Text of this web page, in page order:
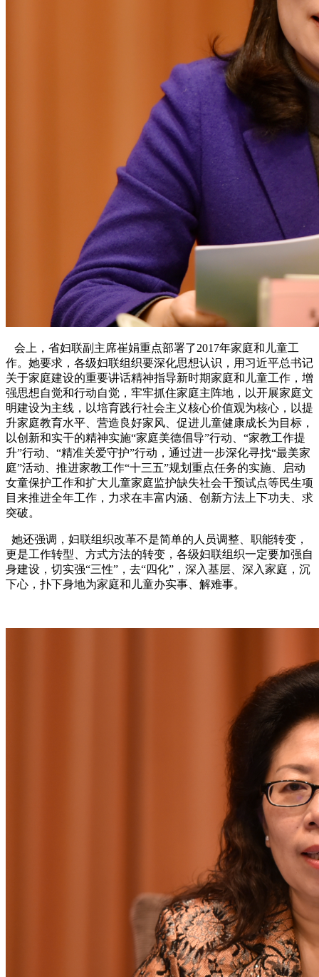
会上，省妇联副主席崔娟重点部署了2017年家庭和儿童工
作。她要求，各级妇联组织要深化思想认识，用习近平总书记
关于家庭建设的重要讲话精神指导新时期家庭和儿童工作，增
强思想自觉和行动自觉，牢牢抓住家庭主阵地，以开展家庭文
明建设为主线，以培育践行社会主义核心价值观为核心，以提
升家庭教育水平、营造良好家风、促进儿童健康成长为目标，
以创新和实干的精神实施“家庭美德倡导”行动、“家教工作提
升”行动、“精准关爱守护”行动，通过进一步深化寻找“最美家
庭”活动、推进家教工作“十三五”规划重点任务的实施、启动
女童保护工作和扩大儿童家庭监护缺失社会干预试点等民生项
目来推进全年工作，力求在丰富内涵、创新方法上下功夫、求
突破。
她还强调，妇联组织改革不是简单的人员调整、职能转变，
更是工作转型、方式方法的转变，各级妇联组织一定要加强自
身建设，切实强“三性”，去“四化”，深入基层、深入家庭，沉
下心，扑下身地为家庭和儿童办实事、解难事。